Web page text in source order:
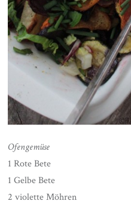
Ofengemüse
1 Rote Bete
1 Gelbe Bete
2 violette Möhren